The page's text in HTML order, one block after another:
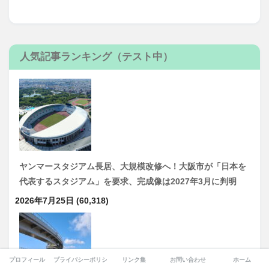
人気記事ランキング（テスト中）
ヤンマースタジアム長居、大規模改修へ！大阪市が「日本を
代表するスタジアム」を要求、完成像は2027年3月に判明
2026年7月25日 (60,318)
プロフィール プライバシーポリシー リンク集 お問い合わせ ホーム